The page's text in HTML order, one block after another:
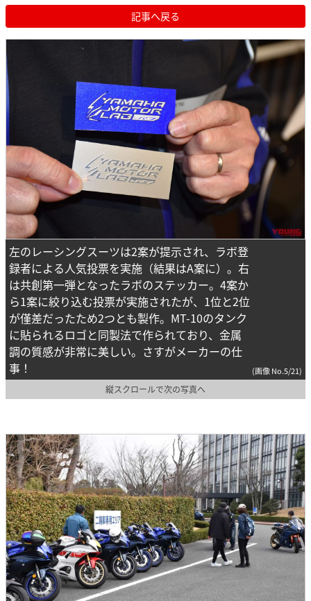
記事へ戻る
左のレーシングスーツは2案が提示され、ラボ登
録者による人気投票を実施（結果はA案に）。右
は共創第一弾となったラボのステッカー。4案か
ら1案に絞り込む投票が実施されたが、1位と2位
が僅差だったため2つとも製作。MT-10のタンク
に貼られるロゴと同製法で作られており、金属
調の質感が非常に美しい。さすがメーカーの仕
事！
(画像 No.5/21)
縦スクロールで次の写真へ